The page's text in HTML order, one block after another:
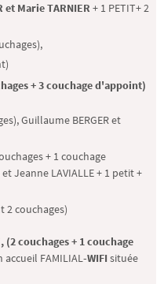
et Marie TARNIER + 1 PETIT+ 2
+ 3 couchage d'appoint)
Guillaume BERGER et
+ 1 couchage
et Jeanne LAVIALLE+ 1 petit +
2 couchages)
(2 couchages + 1 couchage
accueil FAMILIAL-WIFIsituée